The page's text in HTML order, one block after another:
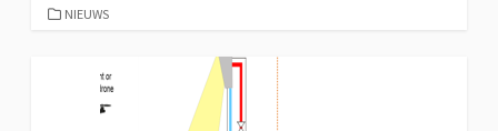
CATEGORIEËN
NIEUWS